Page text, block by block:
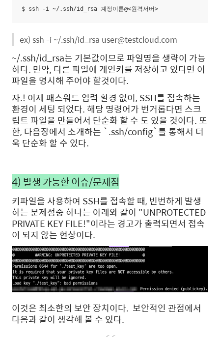
$ ssh -i ~/.ssh/id_rsa 계정이름@<원격서버>
ex) ssh -i ~/.ssh/id_rsa user@testcloud.com
~/.ssh/id_rsa는 기본값이므로 파일명을 생략이 가능
하다. 만약, 다른 파일에 개인키를 저장하고 있다면 이
파일을 명시해 주어야 할것이다.
자.! 이제 패스워드 입력 환경 없이, SSH를 접속하는
환경이 세팅 되었다. 해당 명령어가 번거롭다면 스크
립트 파일을 만들어서 단순화 할 수 도 있을 것이다. 또
한, 다음장에서 소개하는 `.ssh/config`를 통해서 더
욱 단순화 할 수 있다.
4) 발생 가능한 이슈/문제점
키파일을 사용하여 SSH를 접속할 때, 빈번하게 발생
하는 문제점중 하나는 아래와 같이 "UNPROTECTED
PRIVATE KEY FILE!"이라는 경고가 출력되면서 접속
이 되지 않는 현상이다.
이것은 최소한의 보안 장치이다. 보안적인 관점에서
다음과 같이 생각해 볼 수 있다.